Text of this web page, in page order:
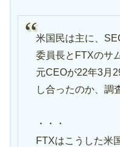
米国民は主に、
委員長とFTXのサ
元CEOが22年3月
し合ったのか、調
・・・
FTXはこうした米